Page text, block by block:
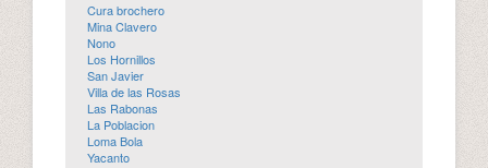
Cura brochero
Mina Clavero
Nono
Los Hornillos
San Javier
Villa de las Rosas
Las Rabonas
La Poblacion
Loma Bola
Yacanto